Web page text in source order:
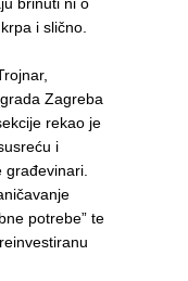
i slično.
Zagreba
rekao je
i
potrebe” te